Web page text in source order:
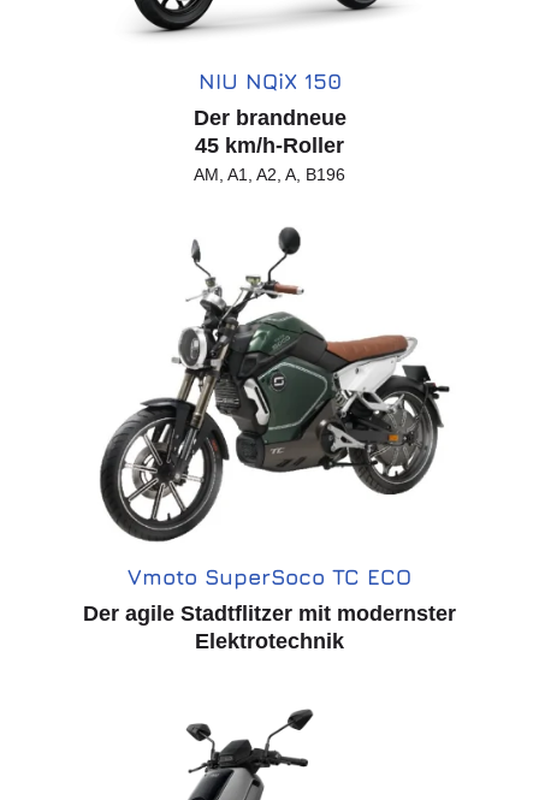
NIU NQiX 150
Der brandneue
45 km/h-Roller
AM, A1, A2, A, B196
Vmoto SuperSoco TC ECO
Der agile Stadtflitzer mit modernster
Elektrotechnik